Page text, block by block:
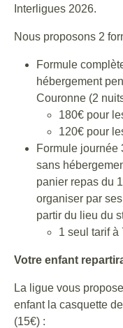
Interligues 2026.
Nous proposons 2
Formule
hébergement
Couronne (2
180€ pour
120€ pour
Formule journée
sans
panier repas du
organiser par
partir du lieu du
1 seul tarif à
Votre enfant
La ligue vous
enfant la casquette
(15€) :